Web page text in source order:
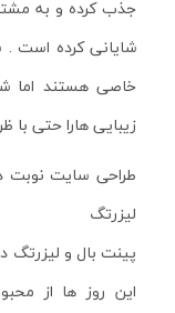
جذب کرده و به
شایانی کرده است .
خاصی هستند اما
زیبایی هارا حتی با
طراحی سایت نوبت
لیزرتگ
پینت بال و
این روز ها از